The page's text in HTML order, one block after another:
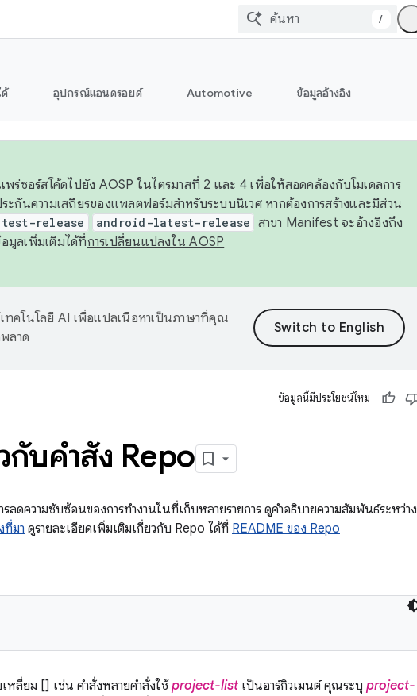
/
ด้ อุปกรณ์แอนดรอยด์ Automotive ข้อมูลอ้างอิง
ร่ซอร์สโค้ดไปยัง AOSP ในไตรมาสที่ 2 และ 4 เพื่อให้สอดคล้องกับโมเดลการ
นความเสถียรของแพลตฟอร์มสำหรับระบบนิเวศ หากต้องการสร้างและมีส่วน
release android-latest-release สาขา Manifest จะอ้างอิงถึง
มูลเพิ่มเติมได้ที่การเปลี่ยนแปลงใน AOSP
ทคโนโลยี AI เพื่อแปลเนื้อหาเป็นภาษาที่คุณ
ลาด
ข้อมูลนี้มีประโยชน์ไหม
กับคำสั่ง Repo
ลดความซับซ้อนของการทำงานในที่เก็บหลายรายการ ดูคำอธิบายความสัมพันธ์ระหว่าง
ที่มา ดูรายละเอียดเพิ่มเติมเกี่ยวกับ Repo ได้ที่ README ของ Repo
หลี่ยม [] เช่น คำสั่งหลายคำสั่งใช้project-listเป็นอาร์กิวเมนต์ คุณระบุ project-